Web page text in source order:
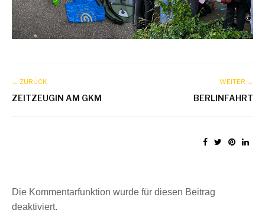
← ZURÜCK
ZEITZEUGIN AM GKM
WEITER →
BERLINFAHRT
Die Kommentarfunktion wurde für diesen Beitrag
deaktiviert.